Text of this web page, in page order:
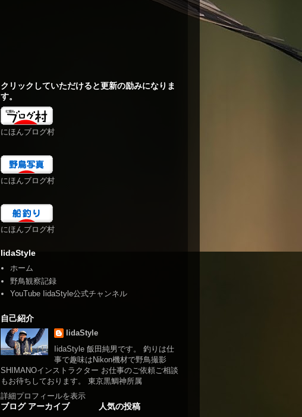
クリックしていただけると更新の励みになりま
す。
にほんブログ村
にほんブログ村
にほんブログ村
IidaStyle
ホーム
野鳥観察記録
YouTube IidaStyle公式チャンネル
自己紹介
IidaStyle
IidaStyle 飯田純男です。 釣りは仕
事で趣味はNikon機材で野鳥撮影
SHIMANOインストラクター お仕事のご依頼ご相談
もお待ちしております。 東京黒鯛神所属
詳細プロフィールを表示
ブログ アーカイブ 人気の投稿